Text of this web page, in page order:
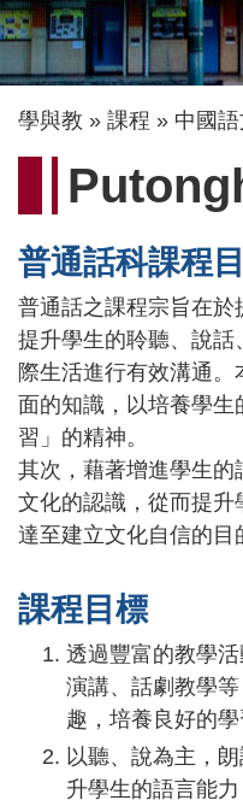
導
航
結
學與教 課程 中國
普通話科課程
普通話之課程宗旨在於
提升學生的聆聽、說
際生活進行有效溝通
面的知識，以培養學
習」的精神。
其次，藉著增進學生
文化的認識，從而提升
達至建立文化自信的目
課程目標
透過豐富的教學
演講、話劇教學
趣，培養良好的學
以聽、說為主，
升學生的語言能